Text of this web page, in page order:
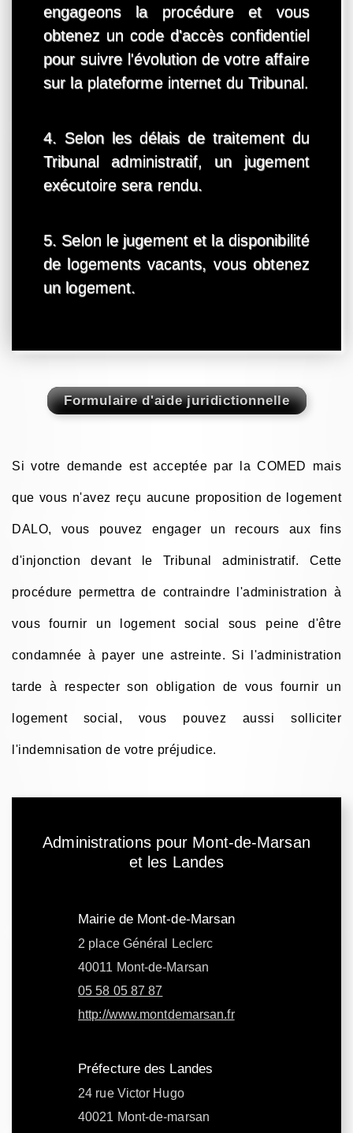
engageons la procédure et vous
obtenez un code d'accès confidentiel
pour suivre l'évolution de votre affaire
sur la plateforme internet du Tribunal.
4. Selon les délais de traitement du
Tribunal administratif, un jugement
exécutoire sera rendu.
5. Selon le jugement et la disponibilité
de logements vacants, vous obtenez
un logement.
Si votre demande est acceptée par la COMED mais
que vous n'avez reçu aucune proposition de logement
DALO, vous pouvez engager un recours aux fins
d'injonction devant le Tribunal administratif. Cette
procédure permettra de contraindre l'administration à
vous fournir un logement social sous peine d'être
condamnée à payer une astreinte. Si l'administration
tarde à respecter son obligation de vous fournir un
logement social, vous pouvez aussi solliciter
l'indemnisation de votre préjudice.
Administrations pour Mont-de-Marsan
et les Landes
Mairie de Mont-de-Marsan
2 place Général Leclerc
40011 Mont-de-Marsan
05 58 05 87 87
http://www.montdemarsan.fr
Préfecture des Landes
24 rue Victor Hugo
40021 Mont-de-marsan